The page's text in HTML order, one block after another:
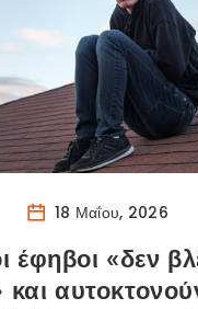
18 Μαΐου, 2026
έφηβοι «δεν
και